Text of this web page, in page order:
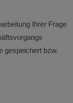
Ihrer Frage
gespeichert bzw.